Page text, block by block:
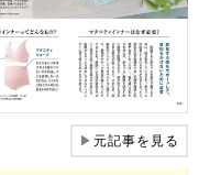
▶元記事を見る